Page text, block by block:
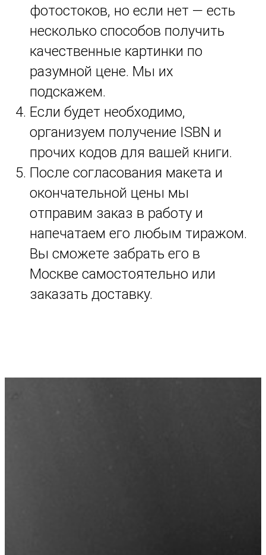
фотостоков, но если нет — есть
несколько способов получить
качественные картинки по
разумной цене. Мы их
подскажем.
Если будет необходимо,
организуем получение ISBN и
прочих кодов для вашей книги.
После согласования макета и
окончательной цены мы
отправим заказ в работу и
напечатаем его любым тиражом.
Вы сможете забрать его в
Москве самостоятельно или
заказать доставку.